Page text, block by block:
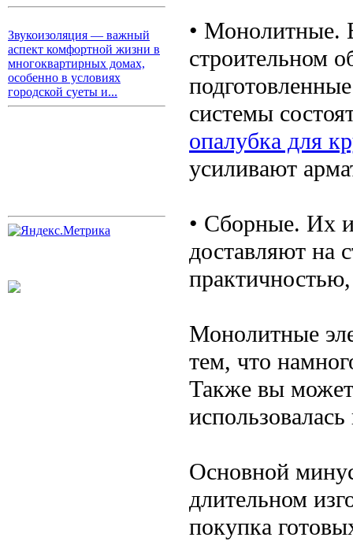
Звукоизоляция — важный
аспект комфортной жизни в
многоквартирных домах,
особенно в условиях
городской суеты и...
• Монолитные.
строительном
системы
опалубка для
усиливают
• Сборные. Их
доставляют на
Монолитные
тем, что
Также вы
Основной
длительном
покупка